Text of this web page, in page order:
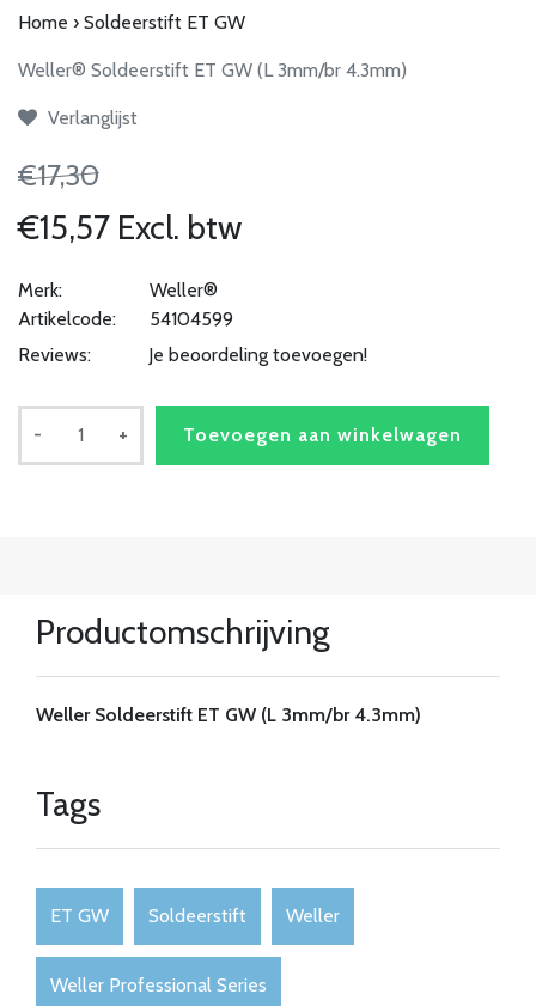
Home › Soldeerstift ET GW
Weller® Soldeerstift ET GW (L 3mm/br 4.3mm)
Verlanglijst
€17,30
€15,57 Excl. btw
Merk:
Weller®
Artikelcode:
54104599
Reviews:
Je beoordeling toevoegen!
- + Toevoegen aan winkelwagen
Productomschrijving
Weller Soldeerstift ET GW (L 3mm/br 4.3mm)
Tags
ET GW Soldeerstift Weller
Weller Professional Series